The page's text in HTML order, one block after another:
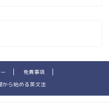
免責事項
ら始める英文法